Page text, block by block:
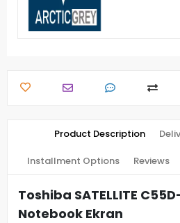
Product Description
Installment Options Reviews
Toshiba SATELLITE
Notebook Ekran